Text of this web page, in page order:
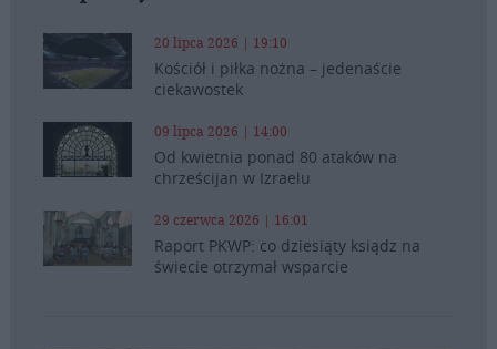
20 lipca 2026 | 19:10
Kościół i piłka nożna – jedenaście
ciekawostek
09 lipca 2026 | 14:00
Od kwietnia ponad 80 ataków na
chrześcijan w Izraelu
29 czerwca 2026 | 16:01
Raport PKWP: co dziesiąty ksiądz na
świecie otrzymał wsparcie